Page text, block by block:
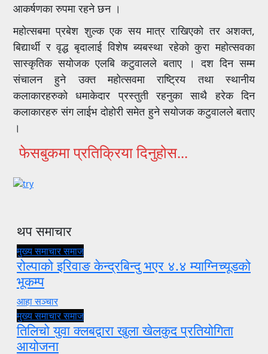
आकर्षणका रुपमा रहने छन ।
महोत्सबमा प्रबेश शुल्क एक सय मात्र राखिएको तर अशक्त,
बिद्यार्थी र वृद्ध बृदालाई विशेष ब्यबस्था रहेको कुरा महोत्सवका
सास्कृतिक सयोजक एलबि कटुवालले बताए । दश दिन सम्म
संचालन हुने उक्त महोत्सवमा राष्ट्रिय तथा स्थानीय
कलाकारहरुको धमाकेदार प्रस्तुती रहनुका साथै हरेक दिन
कलाकारहरु संग लाईभ दोहोरी समेत हुने सयोजक कटुवालले बताए
।
फेसबुकमा प्रतिक्रिया दिनुहोस...
थप समाचार
मुख्य समाचारसमाज
रोल्पाको इरिवाङ केन्द्रबिन्दु भएर ४.४ म्याग्निच्यूडको
भूकम्प
आहा सञ्चार
मुख्य समाचारसमाज
तिलिचो युवा क्लबद्वारा खुला खेलकुद प्रतियोगिता
आयोजना